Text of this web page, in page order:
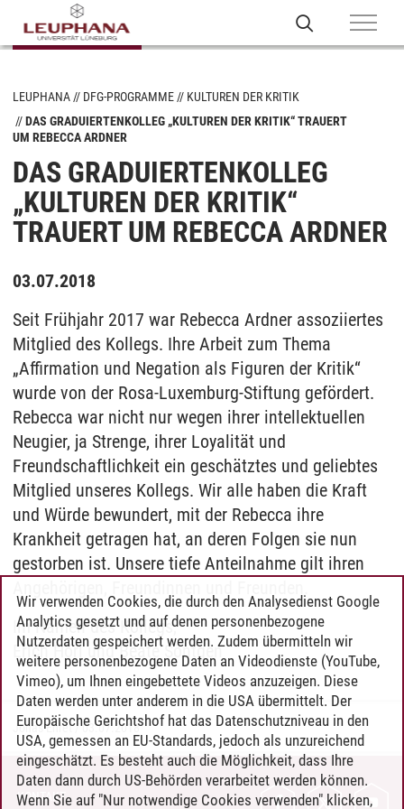
LEUPHANA DFG-PROGRAMME
KULTUREN DER KRITIK
DAS GRADUIERTENKOLLEG „KULTUREN DER KRITIK“ TRAUERT
UM REBECCA ARDNER
DAS GRADUIERTENKOLLEG
„KULTUREN DER KRITIK“
TRAUERT UM REBECCA ARDNER
03.07.2018
Seit Frühjahr 2017 war Rebecca Ardner assoziiertes
Mitglied des Kollegs. Ihre Arbeit zum Thema
„Affirmation und Negation als Figuren der Kritik“
wurde von der Rosa-Luxemburg-Stiftung gefördert.
Rebecca war nicht nur wegen ihrer intellektuellen
Neugier, ja Strenge, ihrer Loyalität und
Freundschaftlichkeit ein geschätztes und geliebtes
Mitglied unseres Kollegs. Wir alle haben die Kraft
und Würde bewundert, mit der Rebecca ihre
Krankheit getragen hat, an deren Folgen sie nun
gestorben ist. Unsere tiefe Anteilnahme gilt ihren
Im Namen des Kollegs,
Erich Hörl und Beate Söntgen
Jonas Ehret/03.07.2018
KONTAKT
Wir verwenden Cookies, die durch den Analysedienst Google
Analytics gesetzt und auf denen personenbezogene
Nutzerdaten gespeichert werden. Zudem übermitteln wir
weitere personenbezogene Daten an Videodienste (YouTube,
Vimeo), um Ihnen eingebettete Videos anzuzeigen. Diese
Daten werden unter anderem in die USA übermittelt. Der
Europäische Gerichtshof hat das Datenschutzniveau in den
USA, gemessen an EU-Standards, jedoch als unzureichend
eingeschätzt. Es besteht auch die Möglichkeit, dass Ihre
Daten dann durch US-Behörden verarbeitet werden können.
Wenn Sie auf "Nur notwendige Cookies verwenden" klicken,